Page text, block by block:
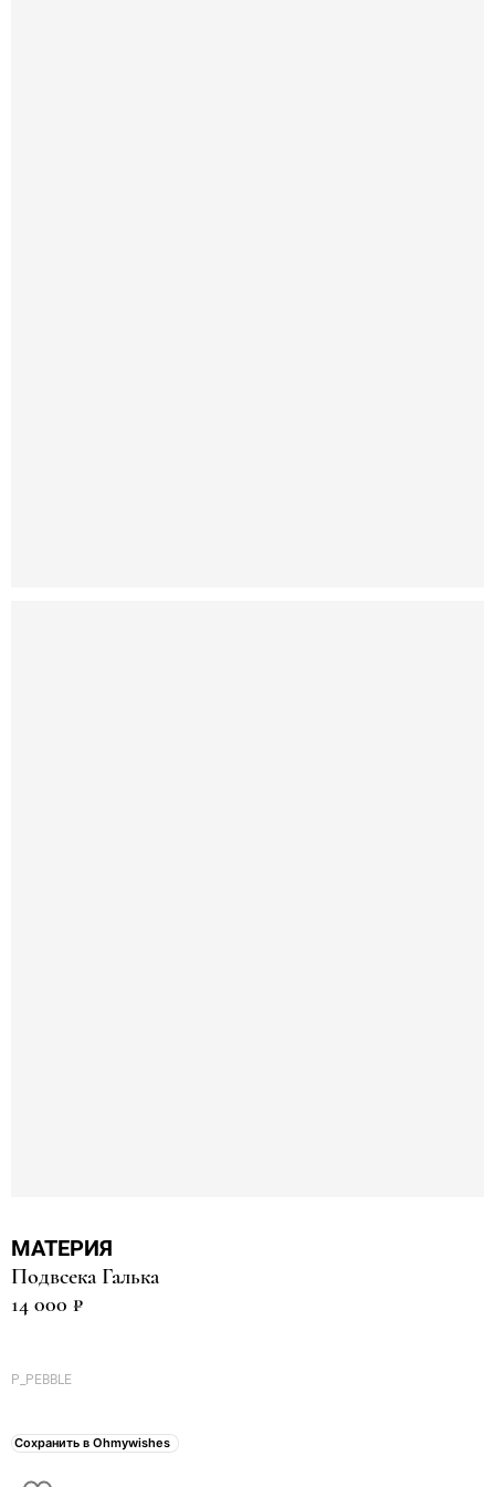
МАТЕРИЯ
Подвсека Галька
14 000 ₽
P_PEBBLE
Сохранить в Ohmywishes